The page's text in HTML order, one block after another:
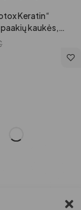
Keratin“
kaukės,